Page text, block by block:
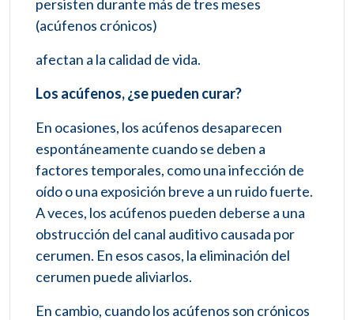
persisten durante más de tres meses
(acúfenos crónicos)
afectan a la calidad de vida.
Los acúfenos, ¿se pueden curar?
En ocasiones, los acúfenos desaparecen
espontáneamente cuando se deben a
factores temporales, como una infección de
oído o una exposición breve a un ruido fuerte.
A veces, los acúfenos pueden deberse a una
obstrucción del canal auditivo causada por
cerumen. En esos casos, la eliminación del
cerumen puede aliviarlos.
En cambio, cuando los acúfenos son crónicos